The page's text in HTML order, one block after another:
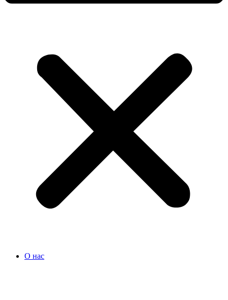
О нас